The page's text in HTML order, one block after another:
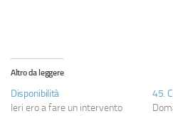
Altro da leggere
Disponibilità
Ieri ero a fare un intervento
45.